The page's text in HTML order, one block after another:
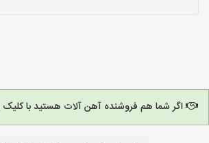
اگر شما هم فروشنده آهن آلات هستید با